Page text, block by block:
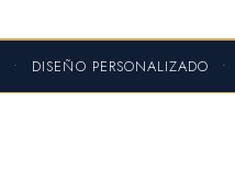
• DISEÑO PERSONALIZADO •